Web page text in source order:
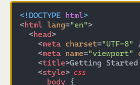
<!DOCTYPE html>
<html lang="en">
<head>
<meta charset="UTF-8"
<meta name="viewport"
<title>Getting
<style>
body {